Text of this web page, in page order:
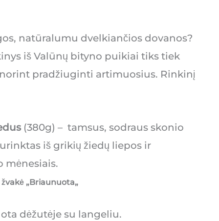
natūralumu dvelkiančios dovanos?
iš Valūnų bityno puikiai tiks tiek
pradžiuginti artimuosius. Rinkinį
(380g) – tamsus, sodraus skonio
iš grikių žiedų liepos ir
mėnesiais.
„ Briaunuota„
dėžutėje su langeliu.